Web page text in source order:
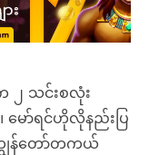
၂ သင်းစလုံး
ော်ရင်ဟိုလိုနည်းပြ
ျွန်တော်တကယ်